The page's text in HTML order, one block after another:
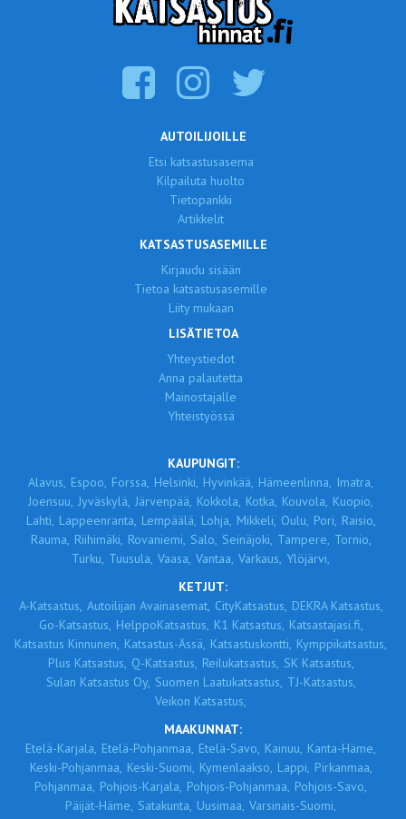
AUTOILIJOILLE
Etsi katsastusasema
Kilpailuta huolto
Tietopankki
Artikkelit
KATSASTUSASEMILLE
Kirjaudu sisään
Tietoa katsastusasemille
Liity mukaan
LISÄTIETOA
Yhteystiedot
Anna palautetta
Mainostajalle
Yhteistyössä
KAUPUNGIT:
Alavus, Espoo, Forssa, Helsinki, Hyvinkää, Hämeenlinna, Imatra,
Joensuu, Jyväskylä, Järvenpää, Kokkola, Kotka, Kouvola, Kuopio,
Lahti, Lappeenranta, Lempäälä, Lohja, Mikkeli, Oulu, Pori, Raisio,
Rauma, Riihimäki, Rovaniemi, Salo, Seinäjoki, Tampere, Tornio,
Turku, Tuusula, Vaasa, Vantaa, Varkaus, Ylöjärvi,
KETJUT:
A-Katsastus, Autoilijan Avainasemat, CityKatsastus, DEKRA Katsastus,
Go-Katsastus, HelppoKatsastus, K1 Katsastus, Katsastajasi.fi,
Katsastus Kinnunen, Katsastus-Ässä, Katsastuskontti, Kymppikatsastus,
Plus Katsastus, Q-Katsastus, Reilukatsastus, SK Katsastus,
Sulan Katsastus Oy, Suomen Laatukatsastus, TJ-Katsastus,
Veikon Katsastus,
MAAKUNNAT:
Etelä-Karjala, Etelä-Pohjanmaa, Etelä-Savo, Kainuu, Kanta-Häme,
Keski-Pohjanmaa, Keski-Suomi, Kymenlaakso, Lappi, Pirkanmaa,
Pohjanmaa, Pohjois-Karjala, Pohjois-Pohjanmaa, Pohjois-Savo,
Päijät-Häme, Satakunta, Uusimaa, Varsinais-Suomi,